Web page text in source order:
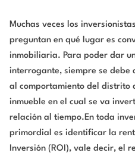
Muchas veces los
preguntan en qué lugar es
inmobiliaria. Para poder dar
interrogante, siempre se
al comportamiento del distrito
inmueble en el cual se va
relación al tiempo.En toda
primordial es identificar la
Inversión (ROI), vale decir, el